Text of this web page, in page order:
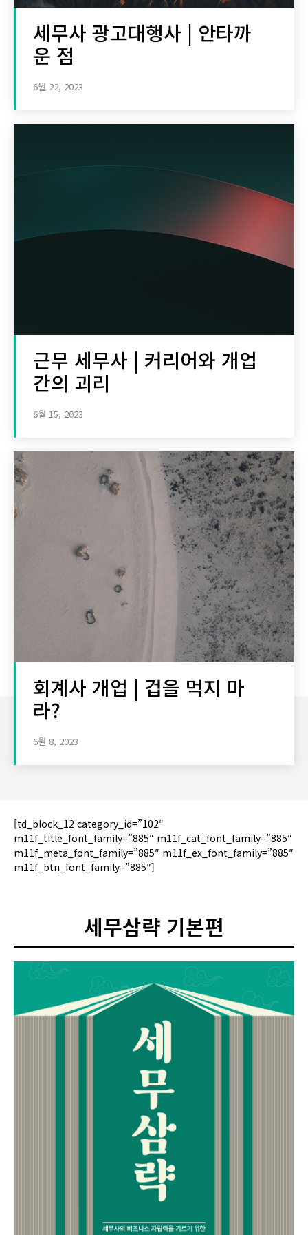
세무사 광고대행사 | 안타까
운 점
6월 22, 2023
근무 세무사 | 커리어와 개업
간의 괴리
6월 15, 2023
회계사 개업 | 겁을 먹지 마
라?
6월 8, 2023
[td_block_12 category_id=”102″
m11f_title_font_family=”885″ m11f_cat_font_family=”885″
m11f_meta_font_family=”885″ m11f_ex_font_family=”885″
m11f_btn_font_family=”885″]
세무삼략 기본편